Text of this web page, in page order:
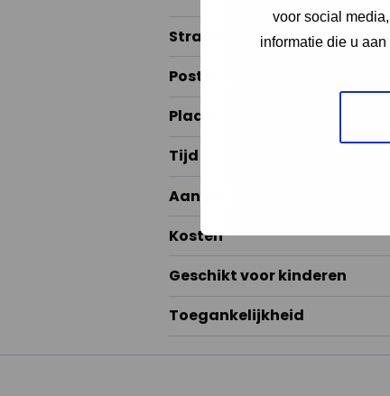
voor social
informatie die u
Straat
Postcode
Plaats
Tijd
Aanmelden via
Kosten
Geschikt voor kinderen
Toegankelijkheid